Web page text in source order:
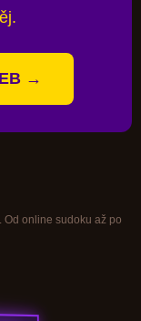
→
Od online sudoku až po